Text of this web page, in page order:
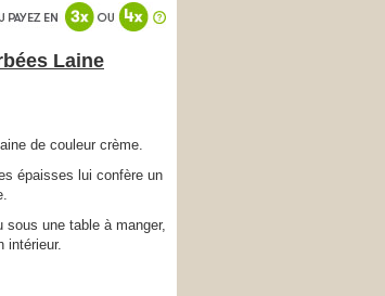
Laine
de couleur crème.
épaisses lui confère un
une table à manger,
intérieur.